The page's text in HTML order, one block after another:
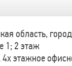
область,
1; 2 этаж
этажное